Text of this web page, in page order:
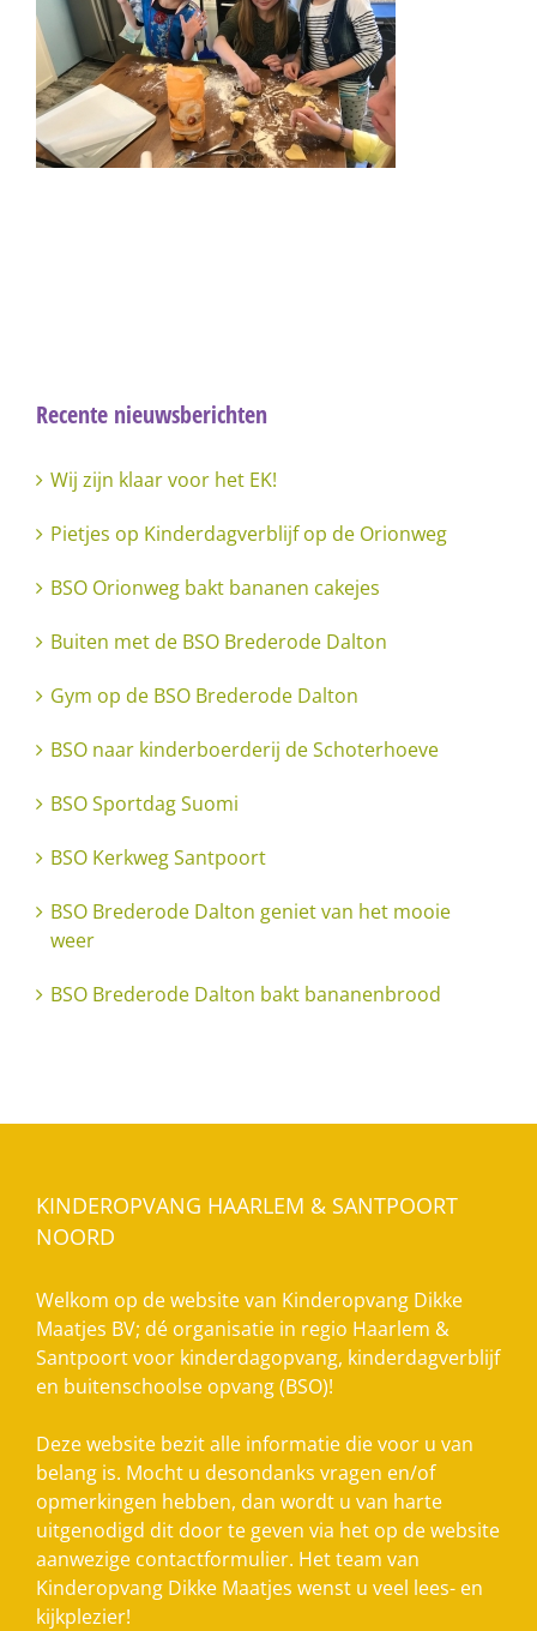
Recente nieuwsberichten
Wij zijn klaar voor het EK!
Pietjes op Kinderdagverblijf op de Orionweg
BSO Orionweg bakt bananen cakejes
Buiten met de BSO Brederode Dalton
Gym op de BSO Brederode Dalton
BSO naar kinderboerderij de Schoterhoeve
BSO Sportdag Suomi
BSO Kerkweg Santpoort
BSO Brederode Dalton geniet van het mooie
weer
BSO Brederode Dalton bakt bananenbrood
KINDEROPVANG HAARLEM & SANTPOORT
NOORD
Welkom op de website van Kinderopvang Dikke
Maatjes BV; dé organisatie in regio Haarlem &
Santpoort voor kinderdagopvang, kinderdagverblijf
en buitenschoolse opvang (BSO)!
Deze website bezit alle informatie die voor u van
belang is. Mocht u desondanks vragen en/of
opmerkingen hebben, dan wordt u van harte
uitgenodigd dit door te geven via het op de website
aanwezige contactformulier. Het team van
Kinderopvang Dikke Maatjes wenst u veel lees- en
kijkplezier!